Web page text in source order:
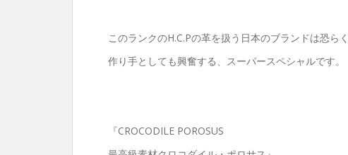
このランクのH.C.Pの革を扱う日本のブランドは恐ら
作り手としても興奮する、スーパースペシャルです。
『CROCODILE POROSUS